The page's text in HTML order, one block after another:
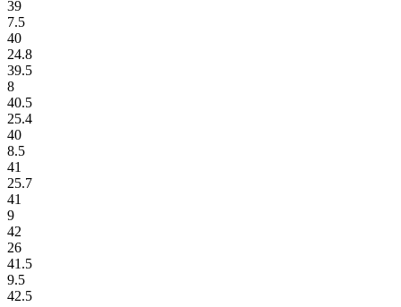
39
7.5
40
24.8
39.5
8
40.5
25.4
40
8.5
41
25.7
41
9
42
26
41.5
9.5
42.5